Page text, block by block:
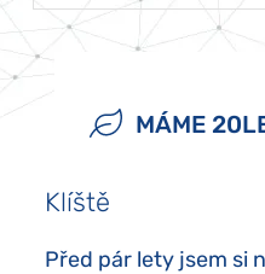
MÁME
Klíště
Před pár lety jsem si